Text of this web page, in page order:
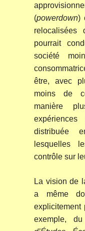
(powerdown)
relocalisées
pourrait
société
être, avec
moins de
manière
distribuée
lesquelles
contrôle sur
La vision de
a même
explicitement
exemple,